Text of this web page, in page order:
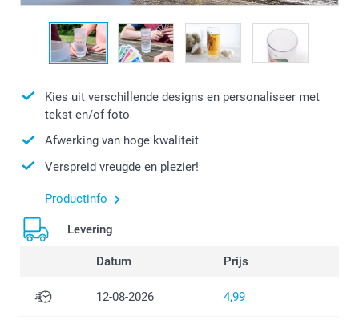
Kies uit verschillende designs en personaliseer met
tekst en/of foto
Afwerking van hoge kwaliteit
Verspreid vreugde en plezier!
Productinfo
Levering
Datum Prijs
12-08-2026 4,99